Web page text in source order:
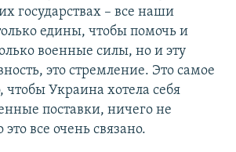
государствах – все наши
едины, чтобы помочь и
военные силы, но и эту
это стремление. Это самое
чтобы Украина хотела себя
поставки, ничего не
все очень связано.